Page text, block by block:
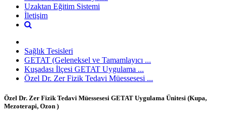
Uzaktan Eğitim Sistemi
İletişim
Sağlık Tesisleri
GETAT (Geleneksel ve Tamamlayıcı ...
Kuşadası İlçesi GETAT Uygulama ...
Özel Dr. Zer Fizik Tedavi Müessesesi ...
Özel Dr. Zer Fizik Tedavi Müessesesi GETAT Uygulama Ünitesi (Kupa,
Mezoterapi, Ozon )